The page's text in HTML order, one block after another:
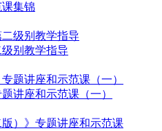
课集锦
级别教学指导
讲座和示范课（一）